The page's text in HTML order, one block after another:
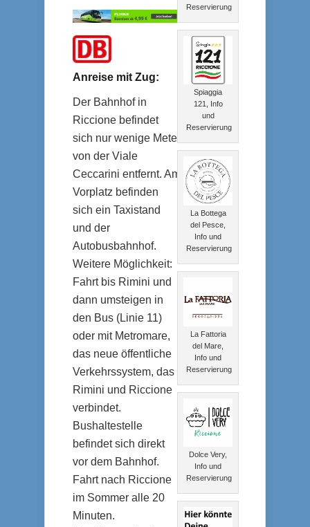
Anreise mit Zug:
Der Bahnhof in
Riccione befindet
sich nur wenige Meter
von der Viale
Ceccarini entfernt. Am
Vorplatz befinden
sich ein Taxistand
und der
Autobusbahnhof.
Weitere Möglichkeit:
Fahrt bis Rimini und
dann umsteigen in
den Bus (Linie 11)
oder mit Metromare,
das neue öffentliche
Verkehrssystem, das
Rimini und Riccione
verbindet.
Bushaltestelle
befindet sich direkt
vor dem Bahnhof.
Fahrt nach Riccione
im Sommer alle 20
Minuten.
Reservierung
Spiaggia
121, Info
und
Reservierung
La Bottega
del Pesce,
Info und
Reservierung
La Fattoria
del Mare,
Info und
Reservierung
Dolce Very,
Info und
Reservierung